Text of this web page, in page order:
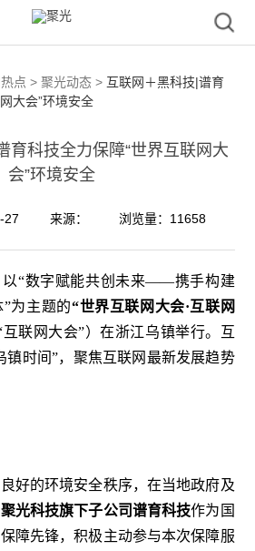
点 > 聚光动态 > 互联网＋黑科技|谱育
大会”环境安全
育科技全力保障“世界互联网大
会”环境安全
27 来源： 浏览量：11658
“数字赋能共创未来——携手构建
为主题的“世界互联网大会·互联网
联网大会”）在浙江乌镇举行。互
镇时间”，聚焦互联网最新发展趋势
的环境安全秩序，在当地政府及
聚光科技旗下子公司谱育科技作为国
障先锋，积极主动参与本次保障服